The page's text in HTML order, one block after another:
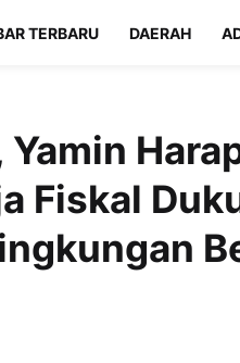
TERBARU DAERAH
Fiskal